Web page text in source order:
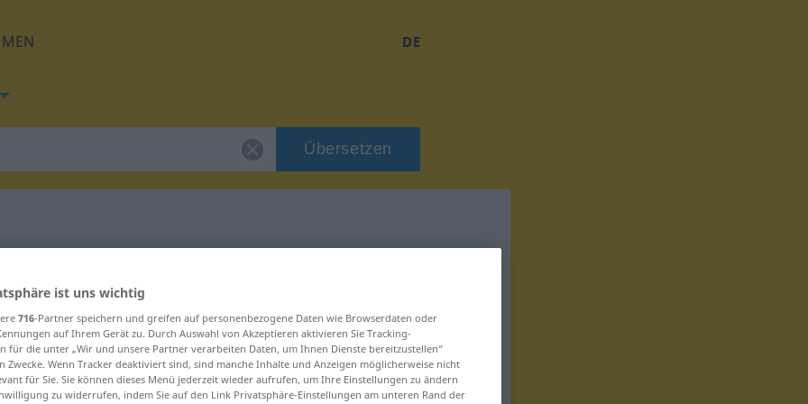
DE
Übersetzen
für "zutragen"
ist uns wichtig
716-Partner speichern und greifen auf personenbezogene Daten wie Browserdaten oder
auf Ihrem Gerät zu. Durch Auswahl von Akzeptieren aktivieren Sie Tracking-
für die unter „Wir und unsere Partner verarbeiten Daten, um Ihnen Dienste bereitzustellen“
Zwecke. Wenn Tracker deaktiviert sind, sind manche Inhalte und Anzeigen möglicherweise nicht
für Sie. Sie können dieses Menü jederzeit wieder aufrufen, um Ihre Einstellungen zu ändern
zu widerrufen, indem Sie auf den Link Privatsphäre-Einstellungen am unteren Rand der